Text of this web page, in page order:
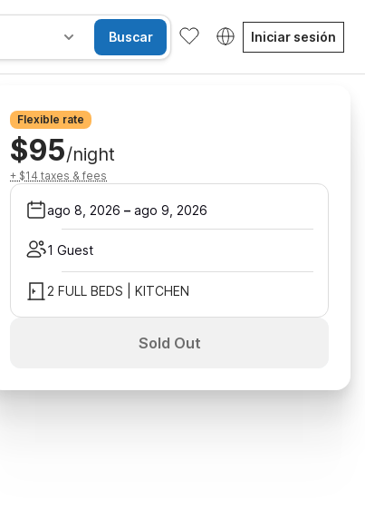
Buscar Iniciar sesión
Flexible rate
$95/night
+ $14 taxes & fees
ago 8, 2026 – ago 9, 2026
1 Guest
2 FULL BEDS | KITCHEN
Sold Out